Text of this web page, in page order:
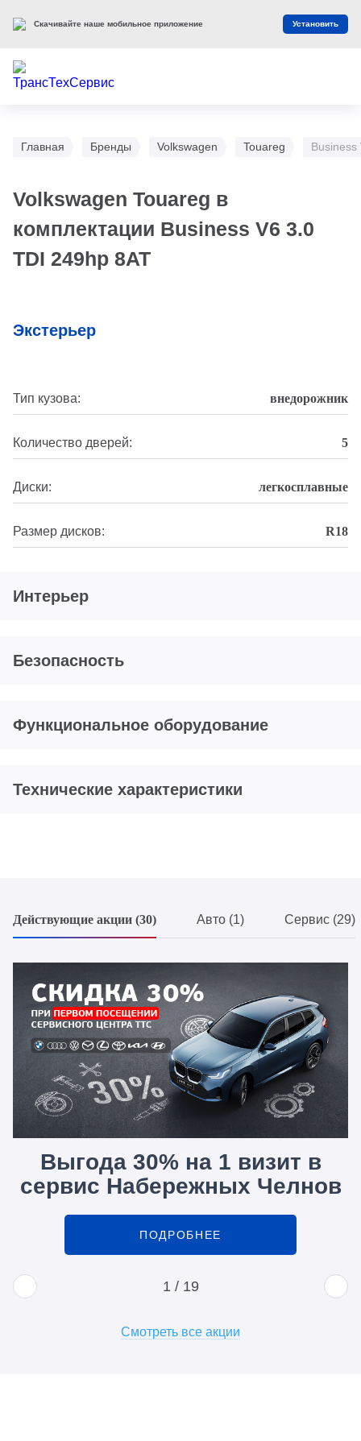
Главная Бренды Volkswagen Touareg Business
Volkswagen Touareg в
комплектации Business V6 3.0
TDI 249hp 8AT
Экстерьер
Тип кузова: внедорожник
Количество дверей: 5
Диски: легкосплавные
Размер дисков: R18
Интерьер
Безопасность
Функциональное оборудование
Технические характеристики
Действующие акции (30) Авто (1) Сервис (29)
Выгода 30% на 1 визит в
сервис Набережных Челнов
ПОДРОБНЕЕ
1 / 19
Смотреть все акции
Скачивайте наше мобильное приложение Установить